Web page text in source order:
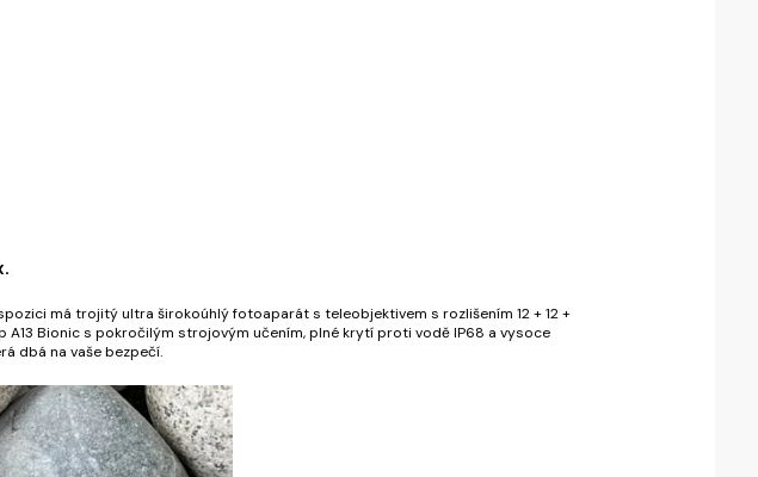
má trojitý ultra širokoúhlý fotoaparát s teleobjektivem s rozlišením 12 + 12 +
Bionic s pokročilým strojovým učením, plné krytí proti vodě IP68 a vysoce
dbá na vaše bezpečí.